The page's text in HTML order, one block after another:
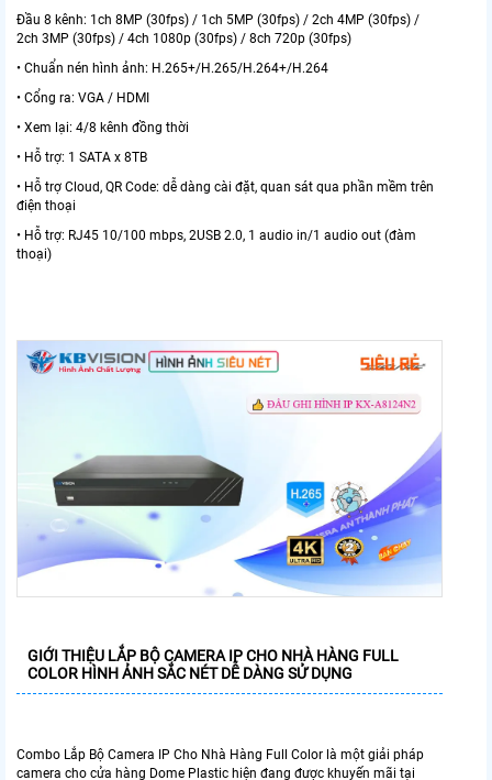
Đầu 8 kênh: 1ch 8MP (30fps) / 1ch 5MP (30fps) / 2ch 4MP (30fps) /
2ch 3MP (30fps) / 4ch 1080p (30fps) / 8ch 720p (30fps)
• Chuẩn nén hình ảnh: H.265+/H.265/H.264+/H.264
• Cổng ra: VGA / HDMI
• Xem lại: 4/8 kênh đồng thời
• Hỗ trợ: 1 SATA x 8TB
• Hỗ trợ Cloud, QR Code: dễ dàng cài đặt, quan sát qua phần mềm trên
điện thoại
• Hỗ trợ: RJ45 10/100 mbps, 2USB 2.0, 1 audio in/1 audio out (đàm
thoại)
GIỚI THIỆU LẮP BỘ CAMERA IP CHO NHÀ HÀNG FULL
COLOR HÌNH ẢNH SẮC NÉT DỄ DÀNG SỬ DỤNG
Combo Lắp Bộ Camera IP Cho Nhà Hàng Full Color là một giải pháp
camera cho cửa hàng Dome Plastic hiện đang được khuyến mãi tại